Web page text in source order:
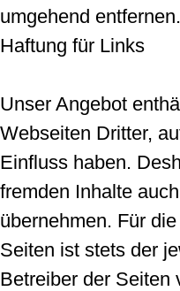
umgehend entfernen.
Haftung für Links
Unser Angebot
Webseiten Dritter,
Einfluss haben.
fremden Inhalte
übernehmen. Für
Seiten ist stets der
Betreiber der Seiten